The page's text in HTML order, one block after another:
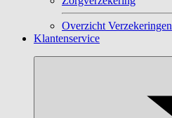
Overzicht Verzekeringen
Klantenservice